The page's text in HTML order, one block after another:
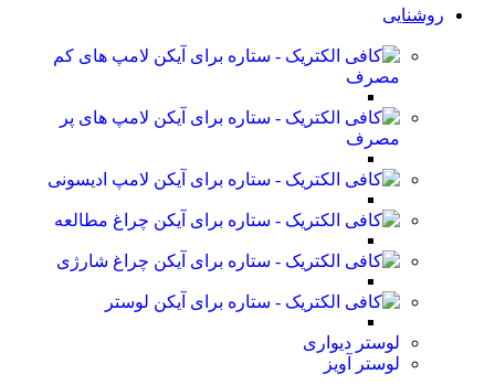
روشنایی
لامپ های کم
مصرف
لامپ های پر
مصرف
لامپ ادیسونی
چراغ مطالعه
چراغ شارژی
لوستر
لوستر دیواری
لوستر آویز